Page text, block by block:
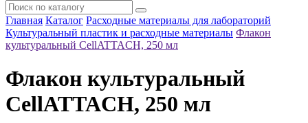
Главная Каталог Расходные материалы для лабораторий
Культуральный пластик и расходные материалы Флакон
культуральный CellATTACH, 250 мл
Флакон культуральный
CellATTACH, 250 мл